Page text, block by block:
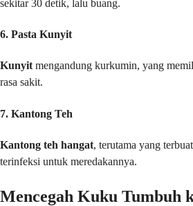
sekitar 30 detik, lalu buang.
6. Pasta Kunyit
Kunyit mengandung kurkumin, yang
rasa sakit.
7. Kantong Teh
Kantong teh hangat, terutama yang
terinfeksi untuk meredakannya.
Mencegah Kuku Tumbuh